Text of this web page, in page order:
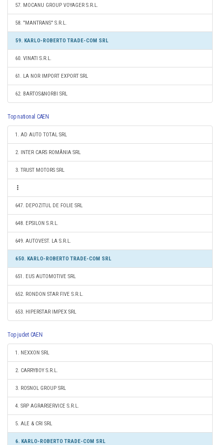
57. MOCANU GROUP VOYAGER S.R.L.
58. "MANTRANS" S.R.L.
59. KARLO-ROBERTO TRADE-COM SRL
60. VINATI S.R.L.
61. LA NOR IMPORT EXPORT SRL
62. BARTOS&NORBI SRL
Top national CAEN
1. AD AUTO TOTAL SRL
2. INTER CARS ROMÂNIA SRL
3. TRUST MOTORS SRL
647. DEPOZITUL DE FOLIE SRL
648. EPSILON S.R.L.
649. AUTOVEST. LA S.R.L.
650. KARLO-ROBERTO TRADE-COM SRL
651. EUS AUTOMOTIVE SRL
652. RONDON STAR FIVE S.R.L.
653. HIPERSTAR IMPEX SRL
Top judet CAEN
1. NEXXON SRL
2. CARRYBOY S.R.L.
3. ROSNOL GROUP SRL
4. SRP AGRARSERVICE S.R.L.
5. ALE & CRI SRL
6. KARLO-ROBERTO TRADE-COM SRL